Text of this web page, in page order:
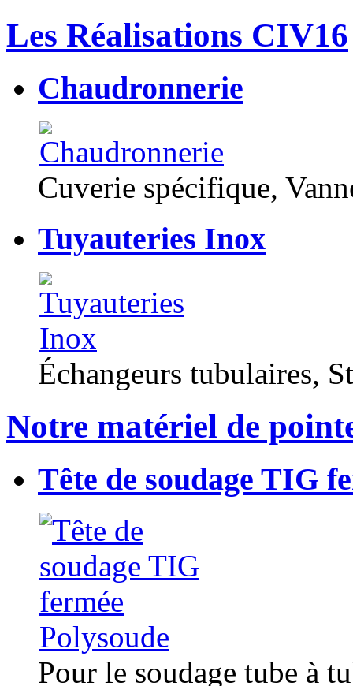
Les Réalisations CIV16
Chaudronnerie
Cuverie spécifique,
Tuyauteries Inox
Échangeurs tubulaires,
Notre matériel de
Tête de soudage TIG
Pour le soudage tube à